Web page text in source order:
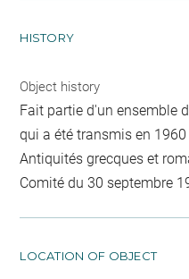
HISTORY
Object history
Fait partie d'un ensemble
qui a été transmis en
Antiquités grecques et
Comité du 30 septembre
LOCATION OF OBJECT